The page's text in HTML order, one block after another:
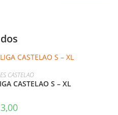
OPCIONES
CASTELAO
CASTELAO S – XL